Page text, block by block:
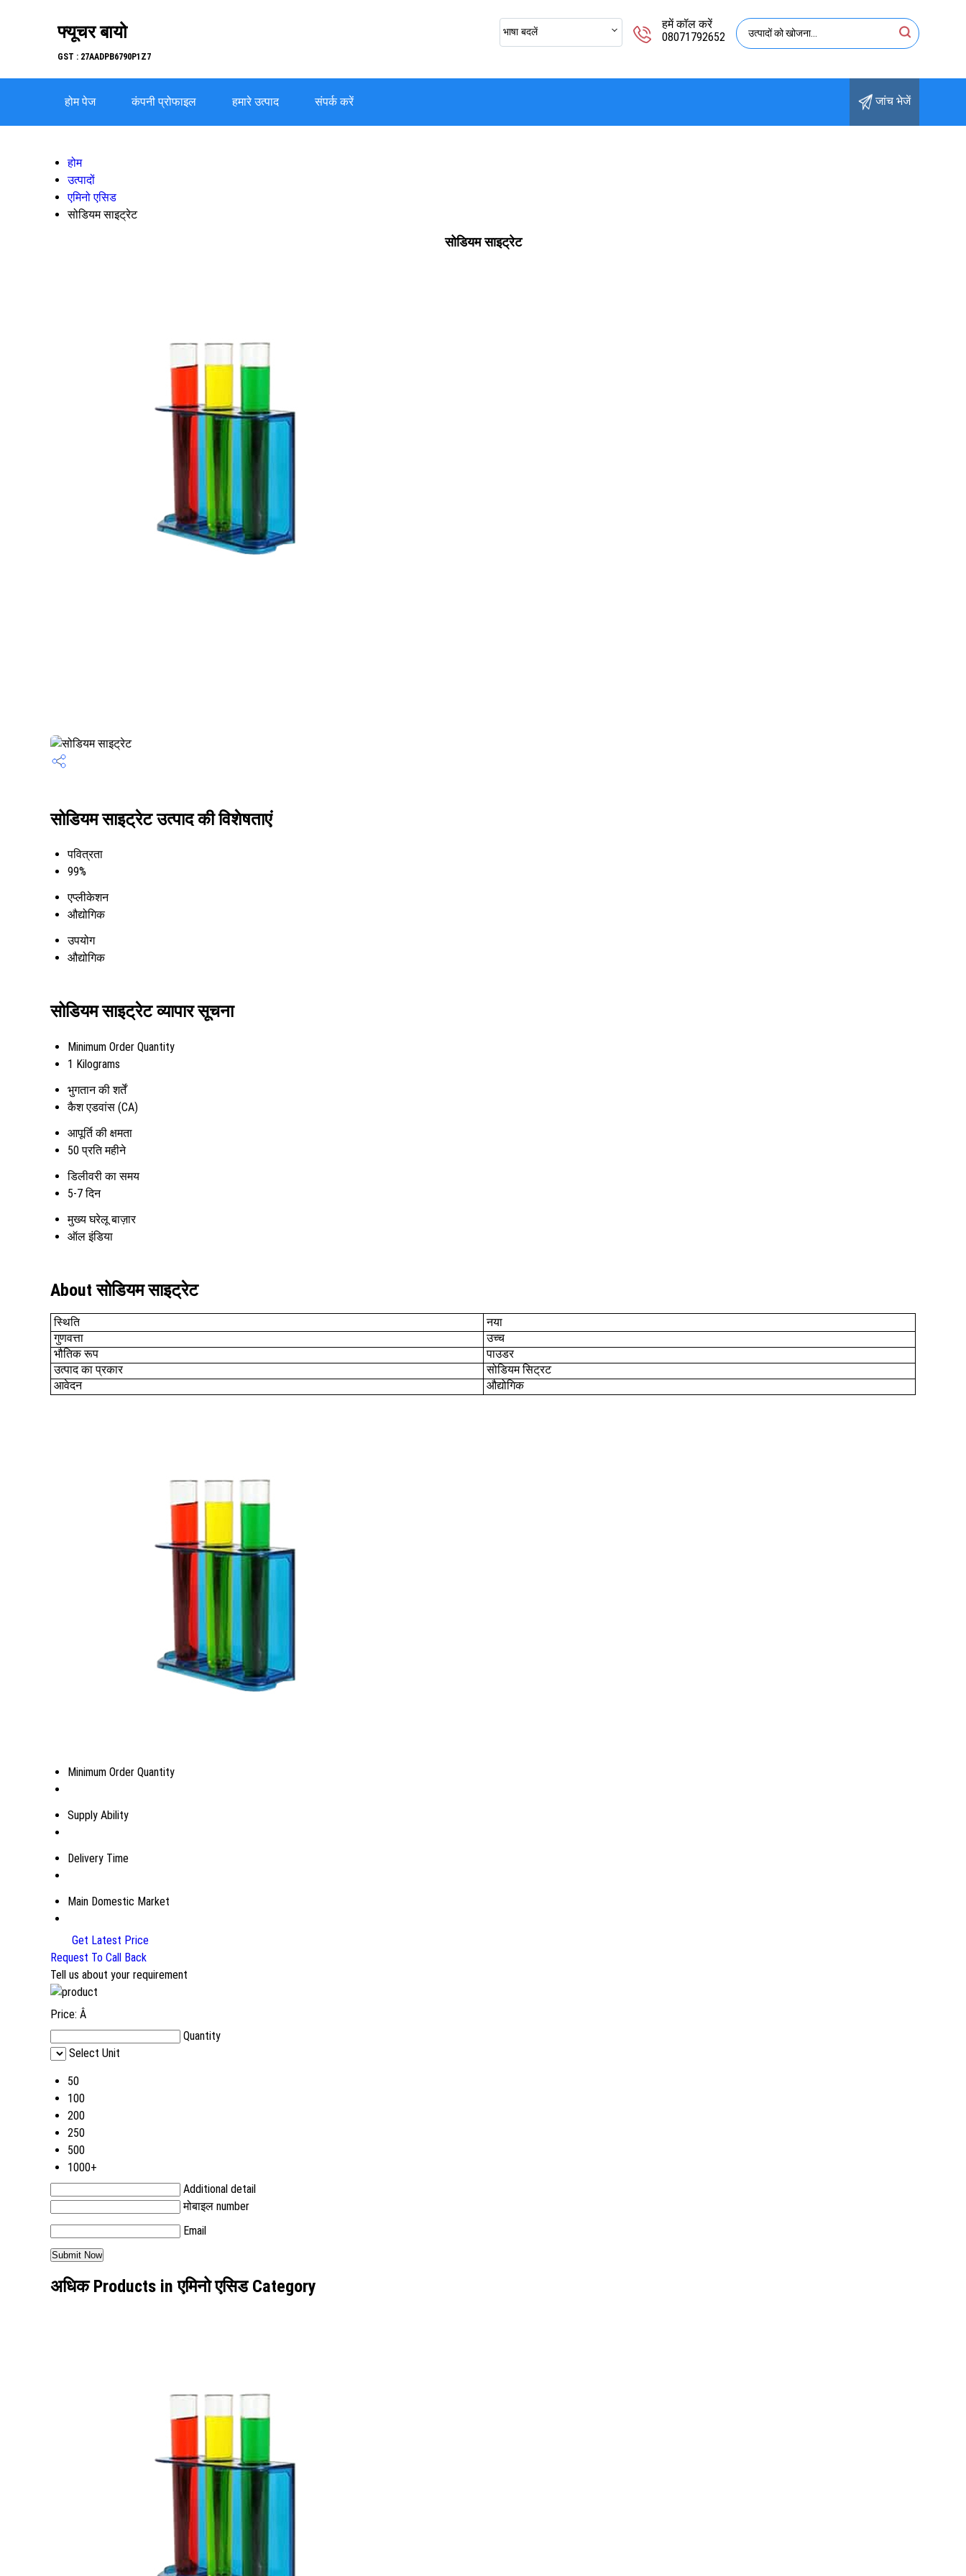
फ्यूचर बायो
GST : 27AADPB6790P1Z7
हमें कॉल करें
08071792652
भाषा बदलें
होम पेज कंपनी प्रोफाइल हमारे उत्पाद संपर्क करें जांच भेजें
होम
उत्पादों
एमिनो एसिड
सोडियम साइट्रेट
सोडियम साइट्रेट
सोडियम साइट्रेट उत्पाद की विशेषताएं
पवित्रता
99%
एप्लीकेशन
औद्योगिक
उपयोग
औद्योगिक
सोडियम साइट्रेट व्यापार सूचना
Minimum Order Quantity
1 Kilograms
भुगतान की शर्तें
कैश एडवांस (CA)
आपूर्ति की क्षमता
50 प्रति महीने
डिलीवरी का समय
5-7 दिन
मुख्य घरेलू बाज़ार
ऑल इंडिया
About सोडियम साइट्रेट
स्थिति
नया
गुणवत्ता
उच्च
भौतिक रूप
पाउडर
उत्पाद का प्रकार
सोडियम सिट्रट
आवेदन
औद्योगिक
Minimum Order Quantity
Supply Ability
Delivery Time
Main Domestic Market
Get Latest Price
Request To Call Back
Tell us about your requirement
Price: Â
Quantity
Select Unit
50
100
200
250
500
1000+
Additional detail
मोबाइल number
Email
अधिक Products in एमिनो एसिड Category